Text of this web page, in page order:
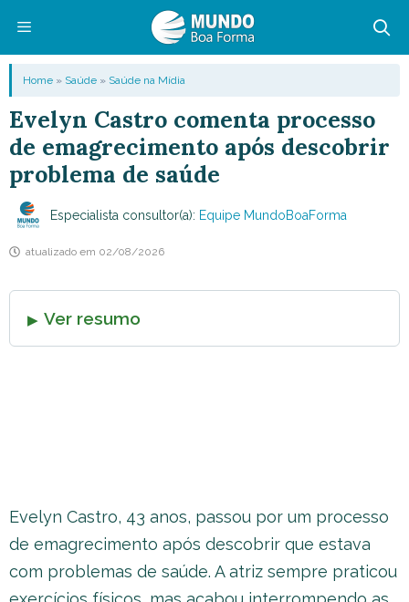
conteúdo
Menu
Home » Saúde » Saúde na Mídia
Evelyn Castro comenta processo
de emagrecimento após descobrir
problema de saúde
Especialista consultor(a): Equipe MundoBoaForma
atualizado em 02/08/2026
Ver resumo
Evelyn Castro, 43 anos, passou por um processo
de emagrecimento após descobrir que estava
com problemas de saúde. A atriz sempre praticou